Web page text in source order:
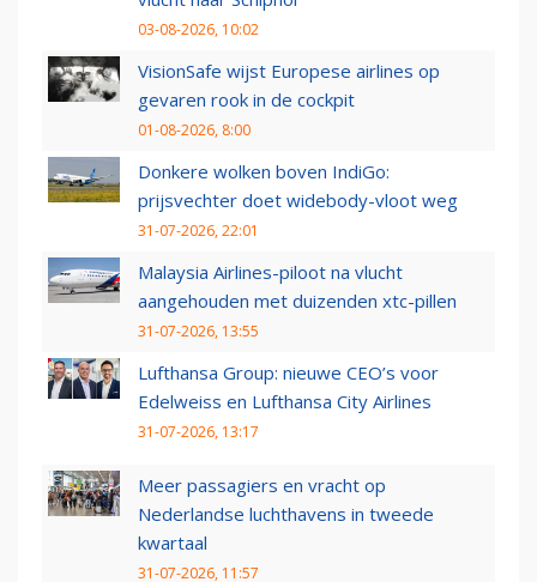
03-08-2026, 10:02
VisionSafe wijst Europese airlines op
gevaren rook in de cockpit
01-08-2026, 8:00
Donkere wolken boven IndiGo:
prijsvechter doet widebody-vloot weg
31-07-2026, 22:01
Malaysia Airlines-piloot na vlucht
aangehouden met duizenden xtc-pillen
31-07-2026, 13:55
Lufthansa Group: nieuwe CEO’s voor
Edelweiss en Lufthansa City Airlines
31-07-2026, 13:17
Meer passagiers en vracht op
Nederlandse luchthavens in tweede
kwartaal
31-07-2026, 11:57